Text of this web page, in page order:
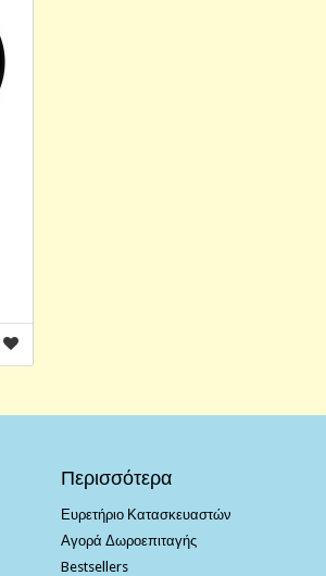
Περισσότερα
Ευρετήριο Κατασκευαστών
Αγορά Δωροεπιταγής
Bestsellers